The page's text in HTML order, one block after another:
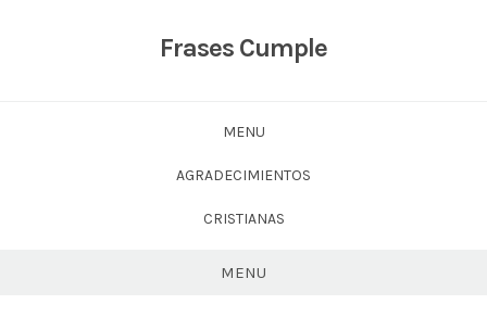
Frases Cumple
MENU
AGRADECIMIENTOS
CRISTIANAS
MENU